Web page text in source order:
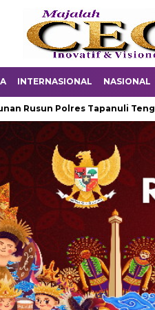
INTERNASIONAL NASIONAL
Polres Tapanuli Tengah